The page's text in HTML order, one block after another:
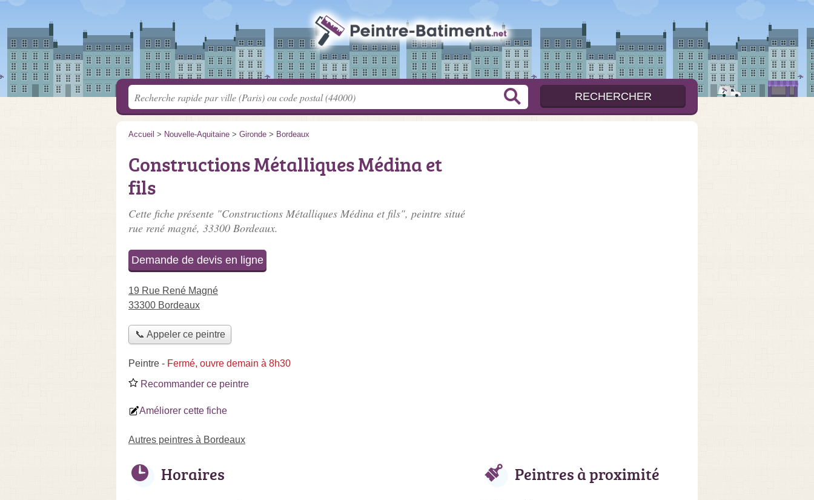
Accueil > Nouvelle-Aquitaine > Gironde > Bordeaux
Constructions Métalliques Médina et
fils
Cette fiche présente "Constructions Métalliques Médina et fils", peintre situé
rue rené magné, 33300 Bordeaux.
Demande de devis en ligne
19 Rue René Magné
33300 Bordeaux
📞 Appeler ce peintre
Peintre - Fermé, ouvre demain à 8h30
Recommander ce peintre
Améliorer cette fiche
Autres peintres à Bordeaux
Horaires Peintres à proximité